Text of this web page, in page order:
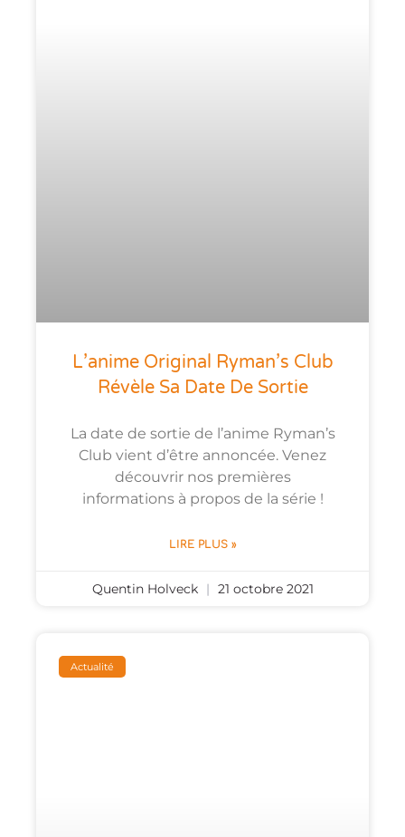
L’anime Original Ryman’s Club
Révèle Sa Date De Sortie
La date de sortie de l’anime Ryman’s
Club vient d’être annoncée. Venez
découvrir nos premières
informations à propos de la série !
LIRE PLUS »
Quentin Holveck 21 octobre 2021
Actualité